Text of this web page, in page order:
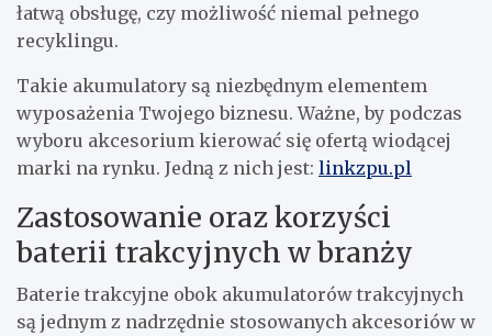
łatwą obsługę, czy możliwość niemal pełnego
recyklingu.
Takie akumulatory są niezbędnym elementem
wyposażenia Twojego biznesu. Ważne, by podczas
wyboru akcesorium kierować się ofertą wiodącej
marki na rynku. Jedną z nich jest: linkzpu.pl
Zastosowanie oraz korzyści
baterii trakcyjnych w branży
Baterie trakcyjne obok akumulatorów trakcyjnych
są jednym z nadrzędnie stosowanych akcesoriów w